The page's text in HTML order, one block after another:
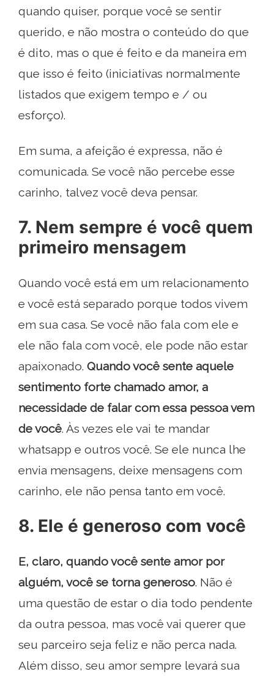
quando quiser, porque você se sentir
querido, e não mostra o conteúdo do que
é dito, mas o que é feito e da maneira em
que isso é feito (iniciativas normalmente
listados que exigem tempo e / ou
esforço).
Em suma, a afeição é expressa, não é
comunicada. Se você não percebe esse
carinho, talvez você deva pensar.
7. Nem sempre é você quem
primeiro mensagem
Quando você está em um relacionamento
e você está separado porque todos vivem
em sua casa. Se você não fala com ele e
ele não fala com você, ele pode não estar
apaixonado. Quando você sente aquele
sentimento forte chamado amor, a
necessidade de falar com essa pessoa vem
de você. Às vezes ele vai te mandar
whatsapp e outros você. Se ele nunca lhe
envia mensagens, deixe mensagens com
carinho, ele não pensa tanto em você.
8. Ele é generoso com você
E, claro, quando você sente amor por
alguém, você se torna generoso. Não é
uma questão de estar o dia todo pendente
da outra pessoa, mas você vai querer que
seu parceiro seja feliz e não perca nada.
Além disso, seu amor sempre levará sua